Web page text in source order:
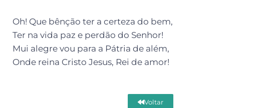
Oh! Que bênção ter a certeza do bem,
Ter na vida paz e perdão do Senhor!
Mui alegre vou para a Pátria de além,
Onde reina Cristo Jesus, Rei de amor!
Voltar